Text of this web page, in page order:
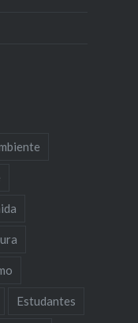
Estudantes